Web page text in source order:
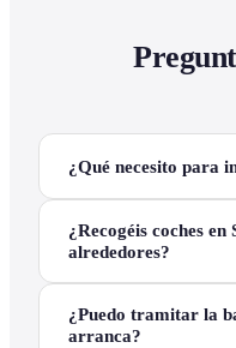
¿Qué necesito para
¿Recogéis coches
alrededores?
¿Puedo tramitar la
arranca?